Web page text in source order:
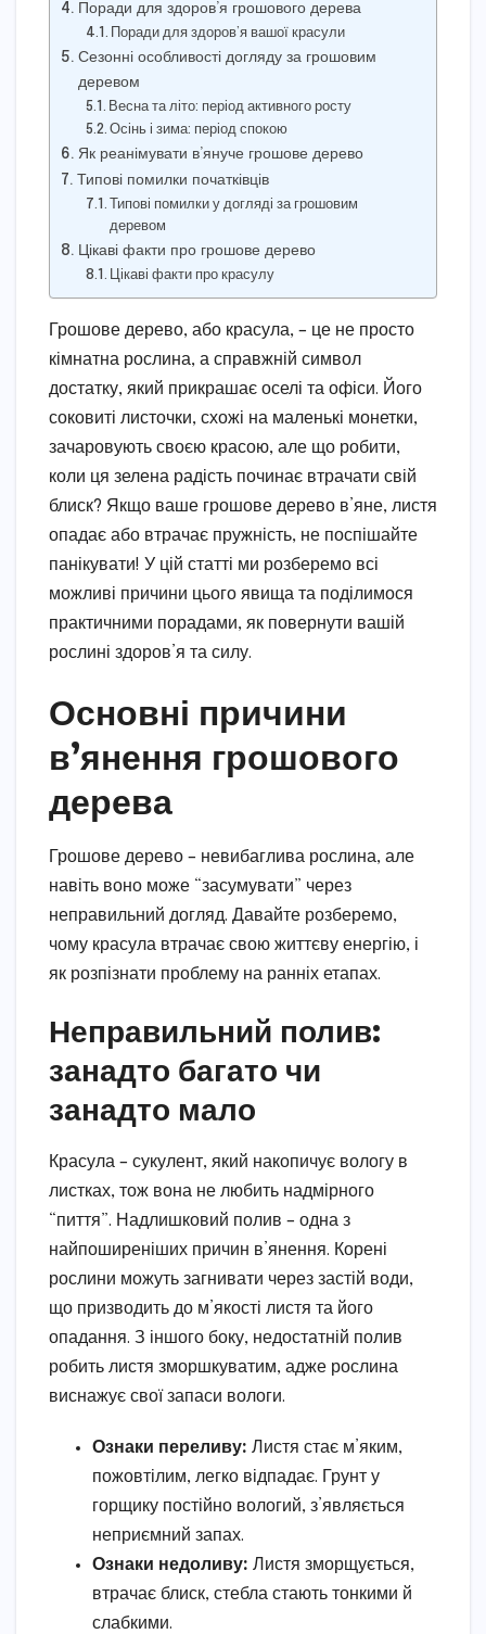
Поради для здоров’я грошового дерева
Поради для здоров’я вашої красули
Сезонні особливості догляду за грошовим
деревом
Весна та літо: період активного росту
Осінь і зима: період спокою
Як реанімувати в’януче грошове дерево
Типові помилки початківців
Типові помилки у догляді за грошовим
деревом
Цікаві факти про грошове дерево
Цікаві факти про красулу
Грошове дерево, або красула, – це не просто
кімнатна рослина, а справжній символ
достатку, який прикрашає оселі та офіси. Його
соковиті листочки, схожі на маленькі монетки,
зачаровують своєю красою, але що робити,
коли ця зелена радість починає втрачати свій
блиск? Якщо ваше грошове дерево в’яне, листя
опадає або втрачає пружність, не поспішайте
панікувати! У цій статті ми розберемо всі
можливі причини цього явища та поділимося
практичними порадами, як повернути вашій
рослині здоров’я та силу.
Основні причини
в’янення грошового
дерева
Грошове дерево – невибаглива рослина, але
навіть воно може “засумувати” через
неправильний догляд. Давайте розберемо,
чому красула втрачає свою життєву енергію, і
як розпізнати проблему на ранніх етапах.
Неправильний полив:
занадто багато чи
занадто мало
Красула – сукулент, який накопичує вологу в
листках, тож вона не любить надмірного
“пиття”. Надлишковий полив – одна з
найпоширеніших причин в’янення. Корені
рослини можуть загнивати через застій води,
що призводить до м’якості листя та його
опадання. З іншого боку, недостатній полив
робить листя зморшкуватим, адже рослина
виснажує свої запаси вологи.
Ознаки переливу: Листя стає м’яким,
пожовтілим, легко відпадає. Грунт у
горщику постійно вологий, з’являється
неприємний запах.
Ознаки недоливу: Листя зморщується,
втрачає блиск, стебла стають тонкими й
слабкими.